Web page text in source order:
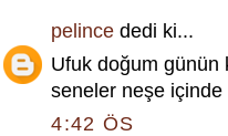
pelince dedi ki...
Ufuk doğum günün
seneler neşe
4:42 ÖS